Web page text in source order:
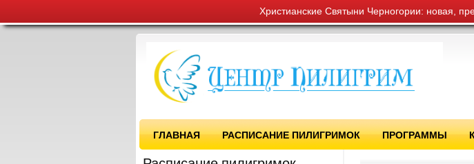
Христианские Святыни Черногории: новая,
ГЛАВНАЯ РАСПИСАНИЕ ПИЛИГРИМОК ПРОГРАММЫ